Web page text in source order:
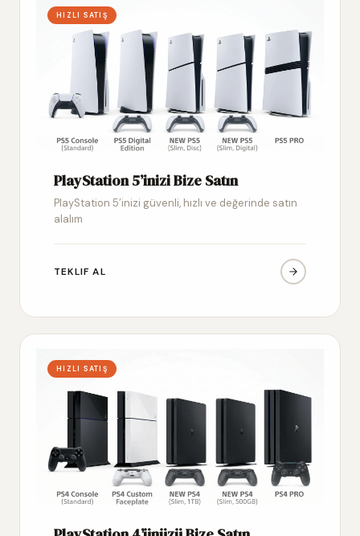
HIZLI SATIŞ
PlayStation 5’inizi Bize Satın
PlayStation 5’inizi güvenli, hızlı ve değerinde satın
alalım
TEKLIF AL
HIZLI SATIŞ